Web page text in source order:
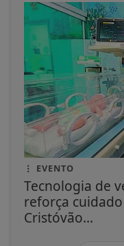
EVENTO
Tecnologia de
reforça
Cristóvão...